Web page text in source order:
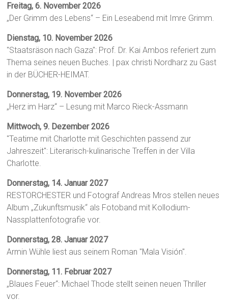
Freitag, 6. November 2026
„Der Grimm des Lebens“ – Ein Leseabend mit Imre Grimm.
Dienstag, 10. November 2026
"Staatsräson nach Gaza": Prof. Dr. Kai Ambos referiert zum
Thema seines neuen Buches. | pax christi Nordharz zu Gast
in der BÜCHER-HEIMAT.
Donnerstag, 19. November 2026
„Herz im Harz“ – Lesung mit Marco Rieck-Assmann
Mittwoch, 9. Dezember 2026
"Teatime mit Charlotte mit Geschichten passend zur
Jahreszeit": Literarisch-kulinarische Treffen in der Villa
Charlotte.
Donnerstag, 14. Januar 2027
RESTORCHESTER und Fotograf Andreas Mros stellen neues
Album „Zukunftsmusik“ als Fotoband mit Kollodium-
Nassplattenfotografie vor.
Donnerstag, 28. Januar 2027
Armin Wühle liest aus seinem Roman "Mala Visión".
Donnerstag, 11. Februar 2027
„Blaues Feuer“: Michael Thode stellt seinen neuen Thriller
vor.